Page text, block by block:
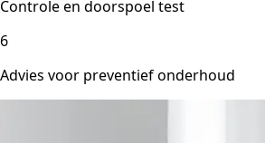
Controle en doorspoel test
6
Advies voor preventief onderhoud